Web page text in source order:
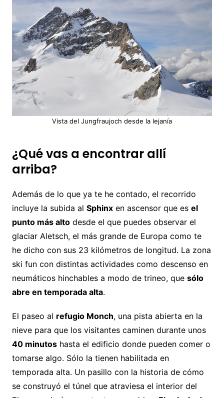
Vista del Jungfraujoch desde la lejanía
¿Qué vas a encontrar allí
arriba?
Además de lo que ya te he contado, el recorrido
incluye la subida al Sphinxen ascensor que es el
punto más altodesde el que puedes observar el
glaciar Aletsch, el más grande de Europa como te
he dicho con sus 23 kilómetros de longitud. La zona
ski fun con distintas actividades como descenso en
neumáticos hinchables a modo de trineo, que sólo
abre en temporada alta.
El paseo al refugio Monch, una pista abierta en la
nieve para que los visitantes caminen durante unos
40 minutoshasta el edificio donde pueden comer o
tomarse algo. Sólo la tienen habilitada en
temporada alta. Un pasillo con la historia de cómo
se construyó el túnel que atraviesa el interior del